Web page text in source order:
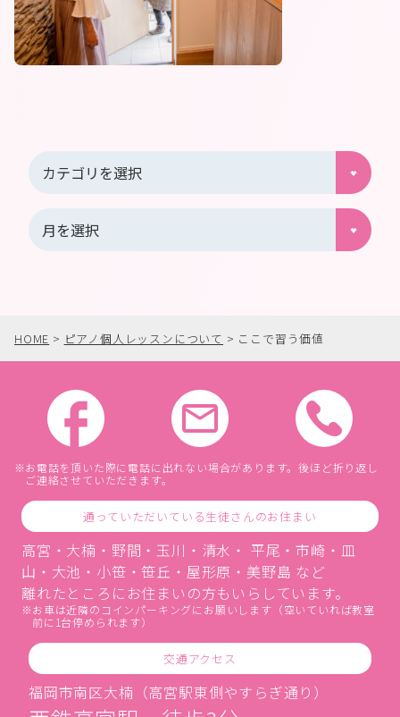
HOME > ピアノ個人レッスンについて > ここで習う価値
お電話を頂いた際に電話に出れない場合があります。後ほど折り返し
ご連絡させていただきます。
通っていただいている生徒さんのお住まい
高宮・大楠・野間・玉川・清水・ 平尾・市崎・皿
山・大池・小笹・笹丘・屋形原・美野島 など
離れたところにお住まいの方もいらしています。
お車は近隣のコインパーキングにお願いします（空いていれば教室
前に1台停められます）
交通アクセス
福岡市南区大楠（高宮駅東側やすらぎ通り）